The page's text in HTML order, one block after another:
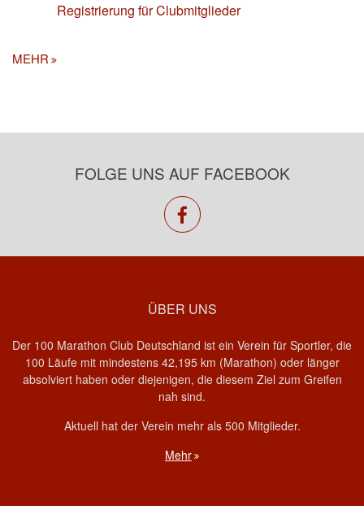
Registrierung für Clubmitglieder
MEHR
FOLGE UNS AUF FACEBOOK
facebook
ÜBER UNS
Der 100 Marathon Club Deutschland ist ein Verein für Sportler, die
100 Läufe mit mindestens 42,195 km (Marathon) oder länger
absolviert haben oder diejenigen, die diesem Ziel zum Greifen
nah sind.
Aktuell hat der Verein mehr als 500 Mitglieder.
Mehr